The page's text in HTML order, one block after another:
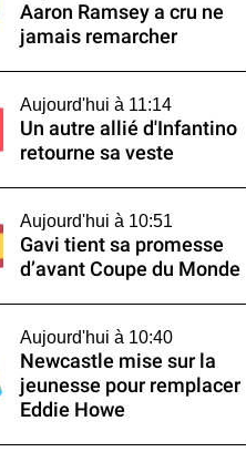
Aaron Ramsey a cru ne
jamais remarcher
Aujourd'hui à 11:14
Un autre allié d'Infantino
retourne sa veste
Aujourd'hui à 10:51
Gavi tient sa promesse
d’avant Coupe du Monde
Aujourd'hui à 10:40
Newcastle mise sur la
jeunesse pour remplacer
Eddie Howe